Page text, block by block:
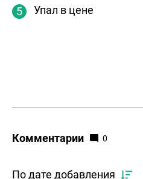
Упал в цене
Комментарии 0
По дате добавления